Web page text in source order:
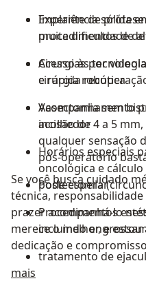
Implante de
muita dificuldade
Cirurgias por
e rápida
Vasectomia sem
incisão de 4 a 5
qualquer sensação
pós-operatório
Postectomia
Procedimentos
incluindo
tratamento de
Experiência sólida
procedimentos de
Acesso às
cirurgia robótica
Acompanhamento
acolhedor
Horários especiais
oncológica e
pode esperar
Se você busca cuidado
técnica,
prazer acompanhá-lo
merece o melhor, e
dedicação e
mais